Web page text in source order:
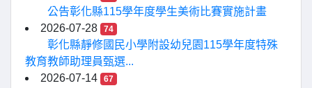
公告彰化縣115學年度學生美術比賽實施計畫
2026-07-28
74
彰化縣靜修國民小學附設幼兒園115學年度特殊
教育教師助理員甄選...
2026-07-14
67